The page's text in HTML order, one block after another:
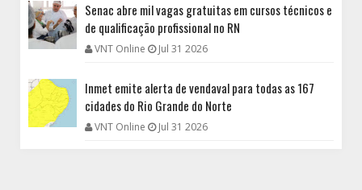
Senac abre mil vagas gratuitas em cursos técnicos e
de qualificação profissional no RN
VNT Online Jul 31 2026
Inmet emite alerta de vendaval para todas as 167
cidades do Rio Grande do Norte
VNT Online Jul 31 2026